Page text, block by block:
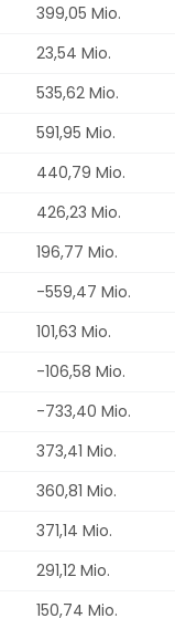
399,05 Mio.
23,54 Mio.
535,62 Mio.
591,95 Mio.
440,79 Mio.
426,23 Mio.
196,77 Mio.
-559,47 Mio.
101,63 Mio.
-106,58 Mio.
-733,40 Mio.
373,41 Mio.
360,81 Mio.
371,14 Mio.
291,12 Mio.
150,74 Mio.